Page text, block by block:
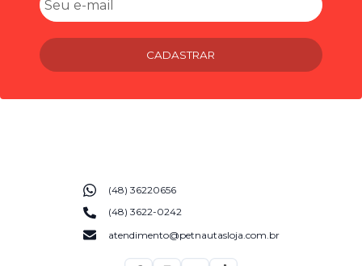
CADASTRAR
(48) 36220656
(48) 3622-0242
atendimento@petnautasloja.com.br